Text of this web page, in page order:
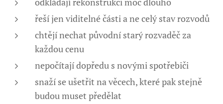
řeší jen viditelné části a ne celý stav rozvodů
chtějí nechat původní starý rozvaděč za
každou cenu
nepočítají dopředu s novými spotřebiči
snaží se ušetřit na věcech, které pak stejně
budou muset předělat